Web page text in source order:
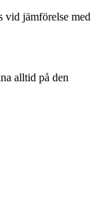
vid jämförelse med
alltid på den